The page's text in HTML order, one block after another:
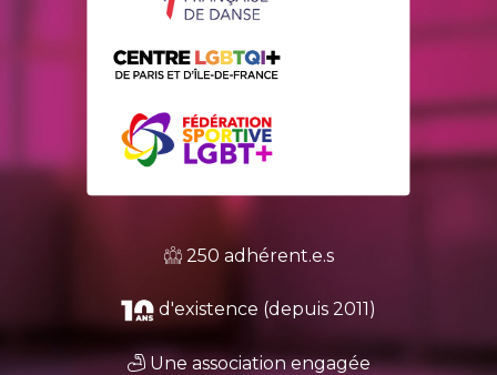
250 adhérent.e.s
d'existence (depuis 2011)
Une association engagée